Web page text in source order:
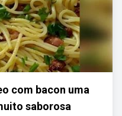
com bacon uma
saborosa